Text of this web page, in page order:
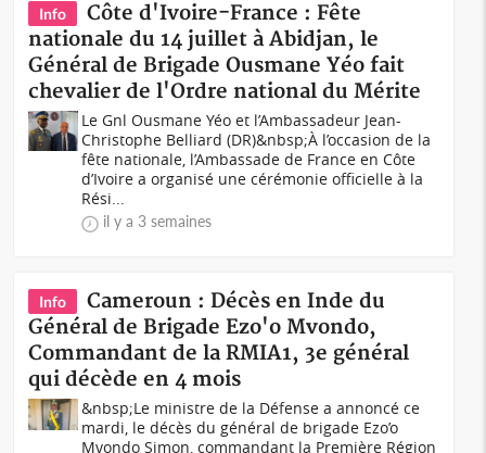
Info
Côte d'Ivoire-France : Fête
nationale du 14 juillet à Abidjan, le
Général de Brigade Ousmane Yéo fait
chevalier de l'Ordre national du Mérite
Le Gnl Ousmane Yéo et l’Ambassadeur Jean-
Christophe Belliard (DR)&nbsp;À l’occasion de la
fête nationale, l’Ambassade de France en Côte
d’Ivoire a organisé une cérémonie officielle à la
Rési...
il y a 3 semaines
Info
Cameroun : Décès en Inde du
Général de Brigade Ezo'o Mvondo,
Commandant de la RMIA1, 3e général
qui décède en 4 mois
&nbsp;Le ministre de la Défense a annoncé ce
mardi, le décès du général de brigade Ezo’o
Mvondo Simon, commandant la Première Région